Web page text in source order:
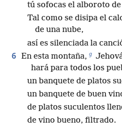
tú sofocas el alboroto
Tal como se disipa el
de una nube,
así es silenciada la
6 En esta montaña, g
hará para todos los
un banquete de platos
un banquete de buen
de platos suculentos
de vino bueno, filtrado.